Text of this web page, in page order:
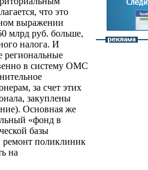
что это
выражении
млрд руб. больше,
налога. И
региональные
в систему ОМС
за счет этих
закуплены
Основная же
«фонд в
базы
поликлиник
на